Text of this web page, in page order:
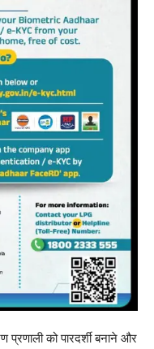
को पारदर्शी बनाने और